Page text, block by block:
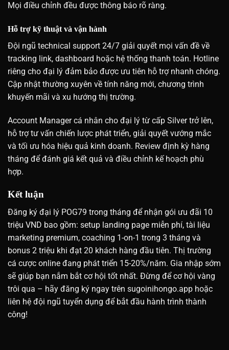
Mọi điều chỉnh đều được thông báo rõ ràng.
Hỗ trợ kỹ thuật và vận hành
Đội ngũ technical support 24/7 giải quyết mọi vấn đề về
tracking link, dashboard hoặc hệ thống thanh toán. Hotline
riêng cho đại lý đảm bảo được ưu tiên hỗ trợ nhanh chóng.
Cập nhật thường xuyên về tính năng mới, chương trình
khuyến mãi và xu hướng thị trường.
Account Manager cá nhân cho đại lý từ cấp Silver trở lên,
hỗ trợ tư vấn chiến lược phát triển, giải quyết vướng mắc
và tối ưu hóa hiệu quả kinh doanh. Review định kỳ hàng
tháng để đánh giá kết quả và điều chỉnh kế hoạch phù
hợp.
Kết luận
Đăng ký đại lý POG79 trong tháng để nhận gói ưu đãi 10
triệu VND bao gồm: setup landing page miễn phí, tài liệu
marketing premium, coaching 1-on-1 trong 3 tháng và
bonus 2 triệu khi đạt 20 khách hàng đầu tiên. Thị trường
cá cược online đang phát triển 15-20%/năm. Gia nhập sớm
sẽ giúp bạn nắm bắt cơ hội tốt nhất. Đừng để cơ hội vàng
trôi qua – hãy đăng ký ngay trên sugoinihongo.app hoặc
liên hệ đội ngũ tuyển dụng để bắt đầu hành trình thành
công!